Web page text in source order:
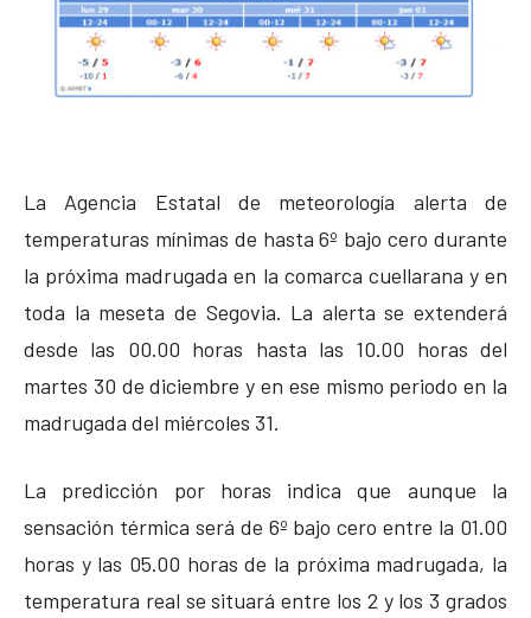
La Agencia Estatal de meteorología alerta de
temperaturas mínimas de hasta 6º bajo cero durante
la próxima madrugada en la comarca cuellarana y en
toda la meseta de Segovia. La alerta se extenderá
desde las 00.00 horas hasta las 10.00 horas del
martes 30 de diciembre y en ese mismo periodo en la
madrugada del miércoles 31.
La predicción por horas indica que aunque la
sensación térmica será de 6º bajo cero entre la 01.00
horas y las 05.00 horas de la próxima madrugada, la
temperatura real se situará entre los 2 y los 3 grados